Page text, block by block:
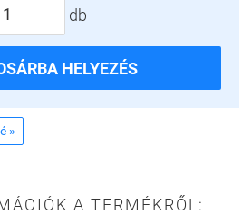
db
HELYEZÉS
»
A TERMÉKRŐL: